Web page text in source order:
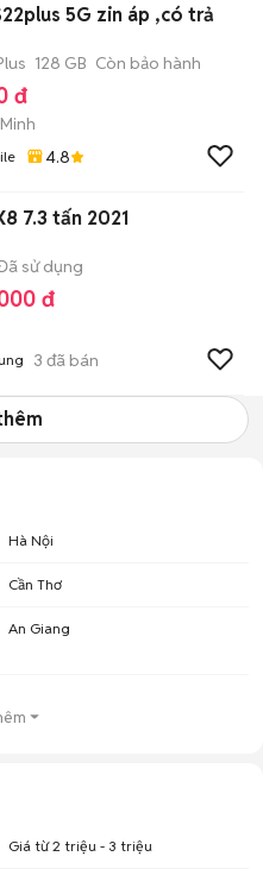
zin áp ,có trả
128 GB Còn bảo hành
đ
4.8
7.3 tấn 2021
sử dụng
đ
3 đã bán
Hà Nội
Cần Thơ
An Giang
Giá từ 2 triệu - 3 triệu